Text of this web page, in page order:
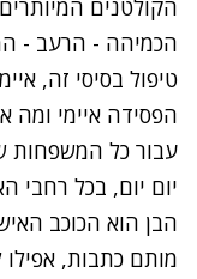
הקולטנים
הכמיהה - הרעב -
טיפול בסיסי זה,
הפסידה איימי ומה
עבור כל המשפחות
יום יום, בכל רחבי
הבן הוא הכוכב
מותם כתבות,